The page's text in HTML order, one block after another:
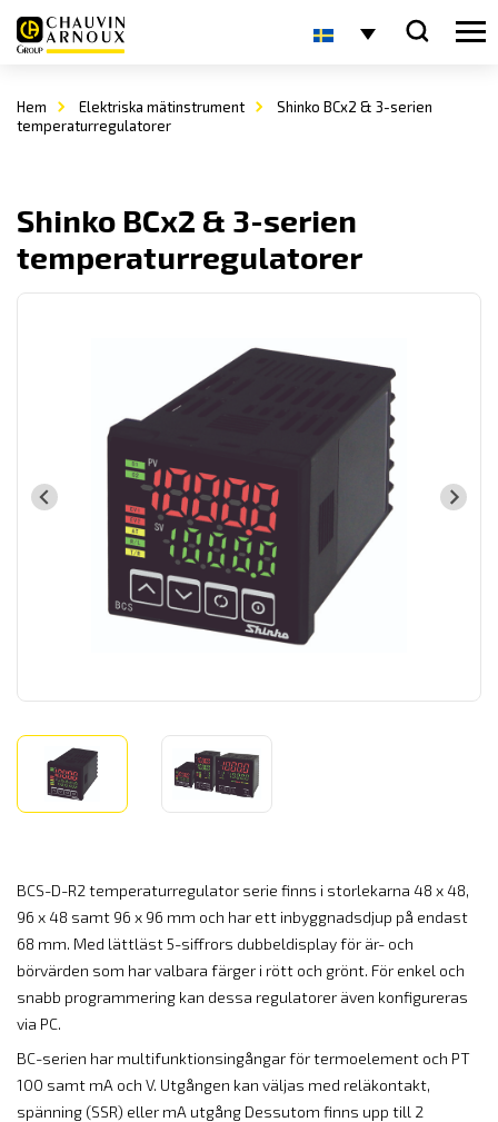
Hem Elektriska mätinstrument
Shinko BCx2 & 3-serien
temperaturregulatorer
Shinko BCx2 & 3-serien
temperaturregulatorer
BCS-D-R2 temperaturregulator serie finns i storlekarna 48 x 48,
96 x 48 samt 96 x 96 mm och har ett inbyggnadsdjup på endast
68 mm. Med lättläst 5-siffrors dubbeldisplay för är- och
börvärden som har valbara färger i rött och grönt. För enkel och
snabb programmering kan dessa regulatorer även konfigureras
via PC.
BC-serien har multifunktionsingångar för termoelement och PT
100 samt mA och V. Utgången kan väljas med reläkontakt,
spänning (SSR) eller mA utgång Dessutom finns upp till 2